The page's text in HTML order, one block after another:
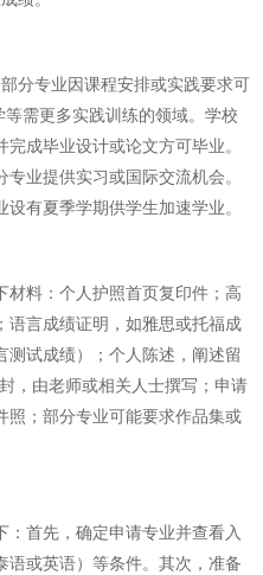
分专业因课程安排或实践要求可
需更多实践训练的领域。学校
成毕业设计或论文方可毕业。
业提供实习或国际交流机会。
有夏季学期供学生加速学业。
材料：个人护照首页复印件；高
语言成绩证明，如雅思或托福成
测试成绩）；个人陈述，阐述留
，由老师或相关人士撰写；申请
照；部分专业可能要求作品集或
：首先，确定申请专业并查看入
语或英语）等条件。其次，准备